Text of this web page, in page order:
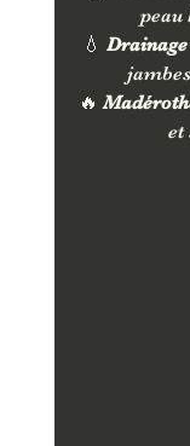
peau
💧
🔥
et